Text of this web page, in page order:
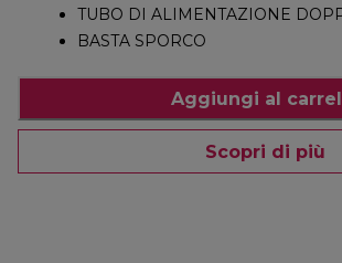
TUBO DI ALIMENTAZIONE
BASTA SPORCO
Aggiungi al
Scopri di più